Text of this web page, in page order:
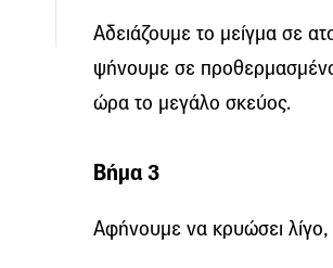
Αδειάζουμε το μείγμα σε
ψήνουμε σε
ώρα το μεγάλο σκεύος.
Βήμα 3
Αφήνουμε να κρυώσει λίγο,